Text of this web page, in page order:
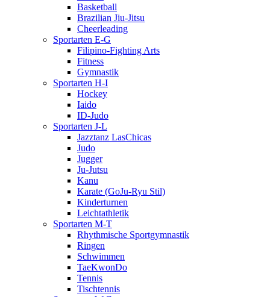
Basketball
Brazilian Jiu-Jitsu
Cheerleading
Sportarten E-G
Filipino-Fighting Arts
Fitness
Gymnastik
Sportarten H-I
Hockey
Iaido
ID-Judo
Sportarten J-L
Jazztanz LasChicas
Judo
Jugger
Ju-Jutsu
Kanu
Karate (GoJu-Ryu Stil)
Kinderturnen
Leichtathletik
Sportarten M-T
Rhythmische Sportgymnastik
Ringen
Schwimmen
TaeKwonDo
Tennis
Tischtennis